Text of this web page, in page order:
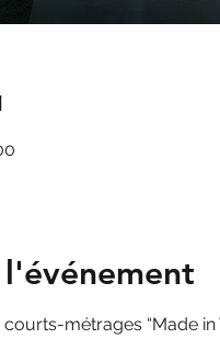
courts-métrages “Made